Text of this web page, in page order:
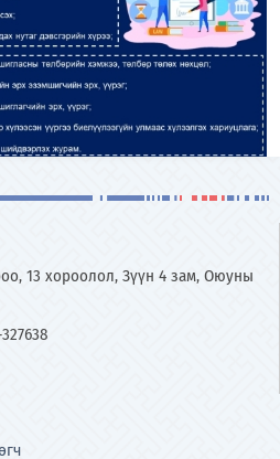
13 хороолол, Зүүн 4 зам, Оюуны